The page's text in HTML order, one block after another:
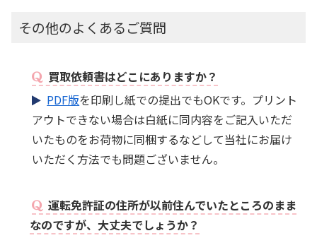
その他のよくあるご質問
買取依頼書はどこにありますか？
PDF版を印刷し紙での提出でもOKです。プリント
アウトできない場合は白紙に同内容をご記入いただ
いたものをお荷物に同梱するなどして当社にお届け
いただく方法でも問題ございません。
運転免許証の住所が以前住んでいたところのまま
なのですが、大丈夫でしょうか？